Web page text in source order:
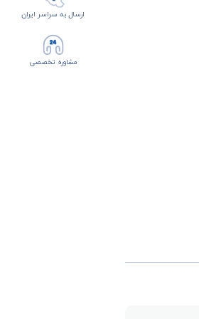
ارسال به سراسر ایران
مشاوره تخصصی